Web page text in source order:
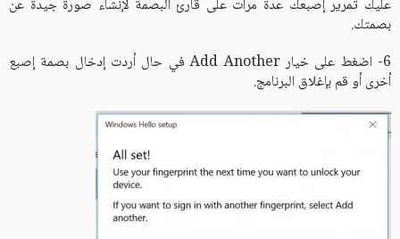
عليك تمرير إصبعك عدة مرات على قارئ البصمة لإنشاء صورة جيدة عن
بصمتك.
6- اضغط على خيار Add Another في حال أردت إدخال بصمة إصبع
أخرى أو قم بإغلاق البرنامج.